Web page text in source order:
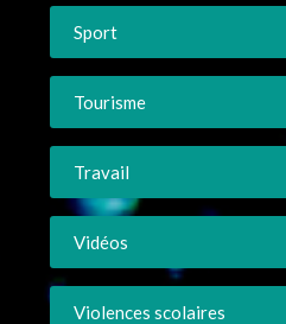
Sport
Tourisme
Travail
Vidéos
Violences scolaires